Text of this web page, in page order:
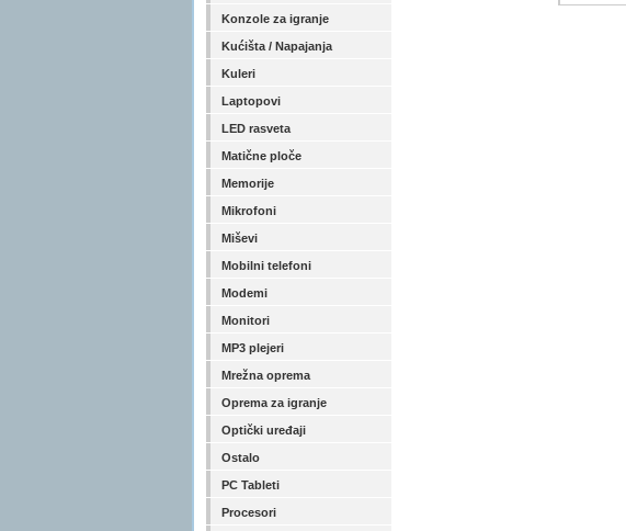
Konzole za igranje
Kućišta / Napajanja
Kuleri
Laptopovi
LED rasveta
Matične ploče
Memorije
Mikrofoni
Miševi
Mobilni telefoni
Modemi
Monitori
MP3 plejeri
Mrežna oprema
Oprema za igranje
Optički uređaji
Ostalo
PC Tableti
Procesori